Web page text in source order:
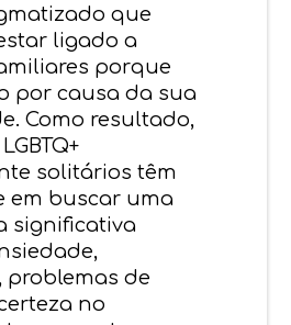
que
ligado a
porque
por causa da sua
Como resultado,
solitários têm
em buscar uma
significativa
problemas de
no